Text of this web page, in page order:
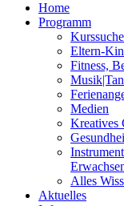
Home
Programm
Kurssuche
Eltern-
Fitness,
Medien
Kreatives
Alles
Aktuelles